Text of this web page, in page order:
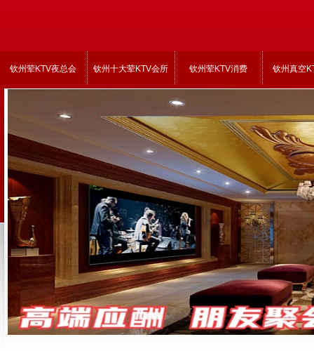
钦州荤KTV夜总会 钦州十大荤KTV会所 钦州荤KTV消费 钦州真空